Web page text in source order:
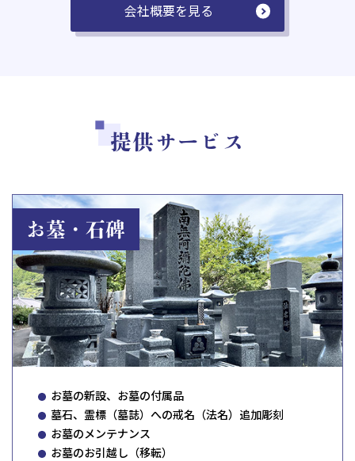
会社概要を見る
提供サービス
お墓・石碑
お墓の新設、お墓の付属品
墓石、霊標（墓誌）への戒名（法名）追加彫刻
お墓のメンテナンス
お墓のお引越し（移転）